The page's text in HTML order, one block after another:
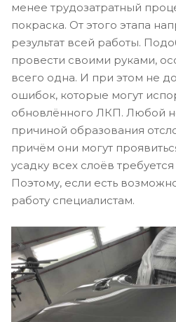
менее трудозатратный
покраска. От этого этапа
результат всей работы.
провести своими руками,
всего одна. И при этом не
ошибок, которые могут
обновлённого ЛКП. Любой
причиной образования
причём они могут
усадку всех слоёв
Поэтому, если есть
работу специалистам.